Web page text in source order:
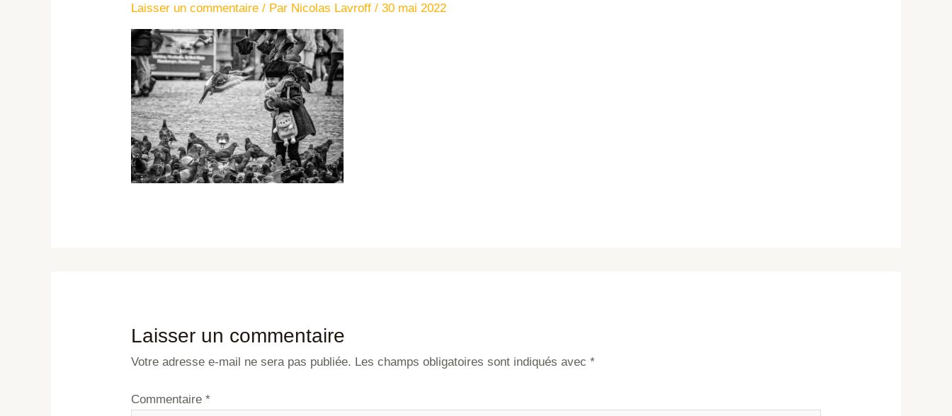
Laisser un commentaire / Par Nicolas Lavroff/30 mai 2022
Laisser un commentaire
Votre adresse e-mail ne sera pas publiée. Les champs obligatoires sont indiqués avec*
Commentaire*